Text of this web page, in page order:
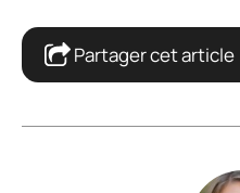
Partager cet article